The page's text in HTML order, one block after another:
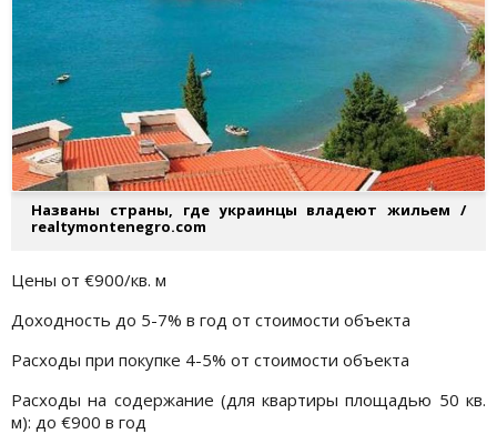
Названы страны, где украинцы владеют жильем /
realtymontenegro.com
Цены от €900/кв. м
Доходность до 5-7% в год от стоимости объекта
Расходы при покупке 4-5% от стоимости объекта
Расходы на содержание (для квартиры площадью 50 кв.
м): до €900 в год